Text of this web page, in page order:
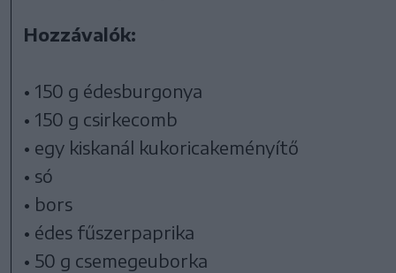
Hozzávalók:
• 150 g édesburgonya
• 150 g csirkecomb
• egy kiskanál kukoricakeményítő
• só
• bors
• édes fűszerpaprika
• 50 g csemegeuborka